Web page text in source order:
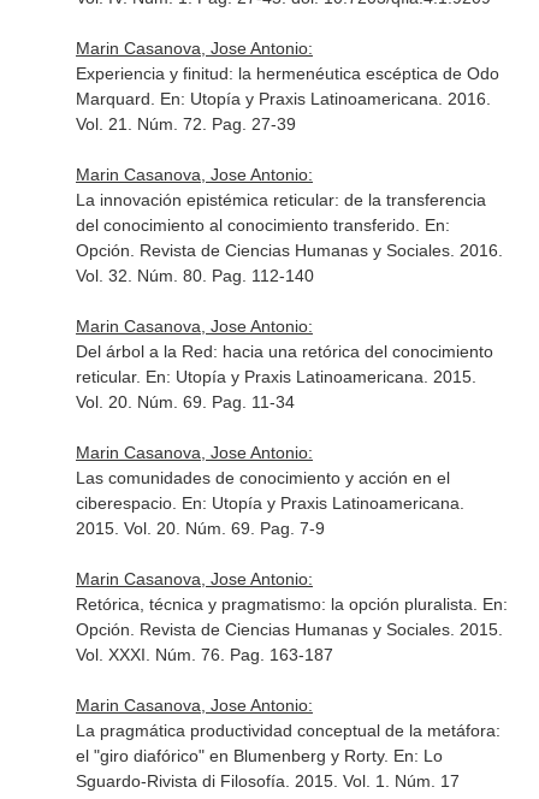
Marin Casanova, Jose Antonio:
Experiencia y finitud: la hermenéutica escéptica de Odo
Marquard. En: Utopía y Praxis Latinoamericana . 2016.
Vol. 21. Núm. 72. Pag. 27-39
Marin Casanova, Jose Antonio:
La innovación epistémica reticular: de la transferencia
del conocimiento al conocimiento transferido. En:
Opción. Revista de Ciencias Humanas y Sociales. 2016.
Vol. 32. Núm. 80. Pag. 112-140
Marin Casanova, Jose Antonio:
Del árbol a la Red: hacia una retórica del conocimiento
reticular. En: Utopía y Praxis Latinoamericana . 2015.
Vol. 20. Núm. 69. Pag. 11-34
Marin Casanova, Jose Antonio:
Las comunidades de conocimiento y acción en el
ciberespacio. En: Utopía y Praxis Latinoamericana
2015. Vol. 20. Núm. 69. Pag. 7-9
Marin Casanova, Jose Antonio:
Retórica, técnica y pragmatismo: la opción pluralista. En:
Opción. Revista de Ciencias Humanas y Sociales. 2015.
Vol. XXXI. Núm. 76. Pag. 163-187
Marin Casanova, Jose Antonio:
La pragmática productividad conceptual de la metáfora:
el "giro diafórico" en Blumenberg y Rorty. En: Lo
Sguardo-Rivista di Filosofía . 2015. Vol. 1. Núm. 17